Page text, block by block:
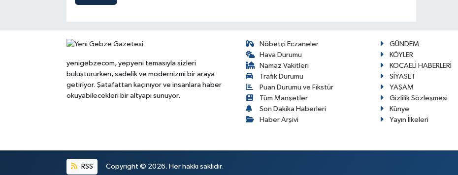
yenigebzecom, yepyeni temasıyla sizleri
buluştururken, sadelik ve modernizmi bir araya
getiriyor. Şatafattan kaçınıyor ve insanlara haber
okuyabilecekleri bir altyapı sunuyor.
Nöbetçi Eczaneler
Hava Durumu
Namaz Vakitleri
Trafik Durumu
Puan Durumu ve Fikstür
Tüm Manşetler
Son Dakika Haberleri
Haber Arşivi
GÜNDEM
KÖYLER
KOCAELİ HABERLERİ
SİYASET
YAŞAM
Gizlilik Sözleşmesi
Künye
Yayın İlkeleri
RSS Copyright © 2026. Her hakkı saklıdır.